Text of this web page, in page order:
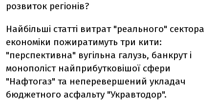
розвиток регіонів?
Найбільші статті витрат "реального" сектора
економіки пожиратимуть три кити:
"перспективна" вугільна галузь, банкрут і
монополіст найприбутковішої сфери
"Нафтогаз" та неперевершений укладач
бюджетного асфальту "Укравтодор".